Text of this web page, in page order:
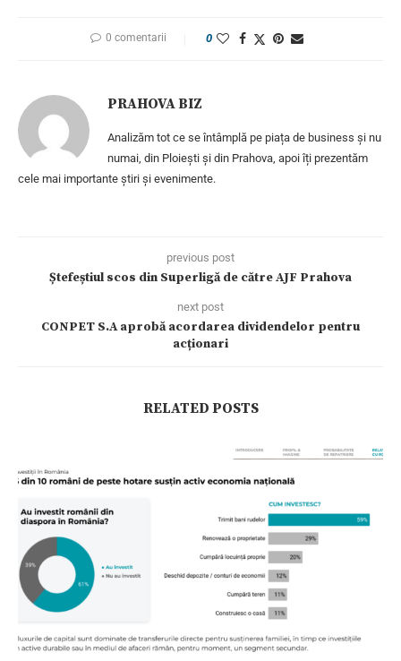
0 comentarii 0
PRAHOVA BIZ
Analizăm tot ce se întâmplă pe piața de business și nu
numai, din Ploiești și din Prahova, apoi îți prezentăm
cele mai importante știri și evenimente.
previous post
Ștefeștiul scos din Superligă de către AJF Prahova
next post
CONPET S.A aprobă acordarea dividendelor pentru
acționari
RELATED POSTS